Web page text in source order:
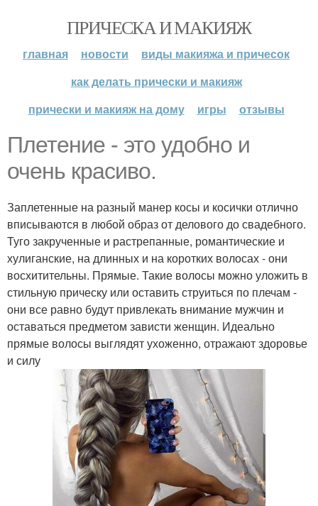
ПРИЧЕСКА И МАКИЯЖ
главная новости
виды макияжа и причесок
как делать прически и макияж
прически и макияж на дому
игры отзывы
Плетение - это удобно и
очень красиво.
Заплетенные на разный манер косы и косички отлично
вписываются в любой образ от делового до свадебного.
Туго закрученные и растрепанные, романтические и
хулиганские, на длинных и на коротких волосах - они
восхитительны. Прямые. Такие волосы можно уложить в
стильную прическу или оставить струиться по плечам -
они все равно будут привлекать внимание мужчин и
оставаться предметом зависти женщин. Идеально
прямые волосы выглядят ухоженно, отражают здоровье
и силу